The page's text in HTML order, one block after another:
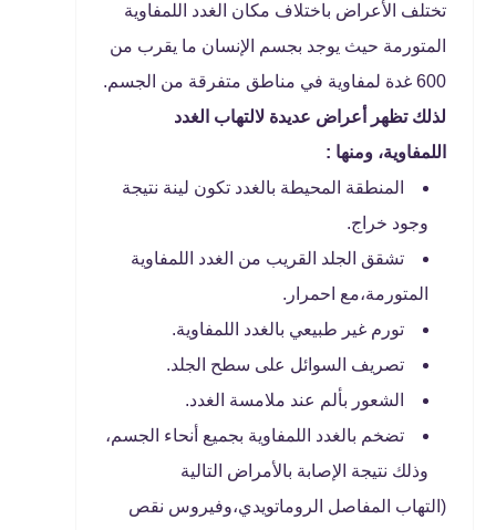
تختلف الأعراض باختلاف مكان الغدد اللمفاوية
المتورمة حيث يوجد بجسم الإنسان ما يقرب من
600 غدة لمفاوية في مناطق متفرقة من الجسم.
لذلك تظهر أعراض عديدة لالتهاب الغدد
اللمفاوية، ومنها :
المنطقة المحيطة بالغدد تكون لينة نتيجة
وجود خراج.
تشقق الجلد القريب من الغدد اللمفاوية
المتورمة،مع احمرار.
تورم غير طبيعي بالغدد اللمفاوية.
تصريف السوائل على سطح الجلد.
الشعور بألم عند ملامسة الغدد.
تضخم بالغدد اللمفاوية بجميع أنحاء الجسم،
وذلك نتيجة الإصابة بالأمراض التالية
(التهاب المفاصل الروماتويدي،وفيروس نقص